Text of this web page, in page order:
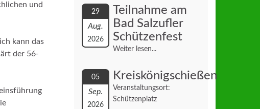
und
kann das
der 56-
29
Aug.
2026
Teilnahme am
Bad Salzufler
Schützenfest
Weiter lesen...
05
Sep.
2026
Kreiskönigschießen
Veranstaltungsort:
Schützenplatz